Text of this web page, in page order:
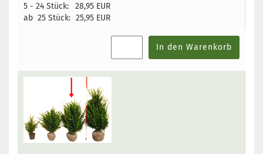
5 - 24 Stück:
28,95 EUR
ab 25 Stück: 25,95 EUR
In den Warenkorb